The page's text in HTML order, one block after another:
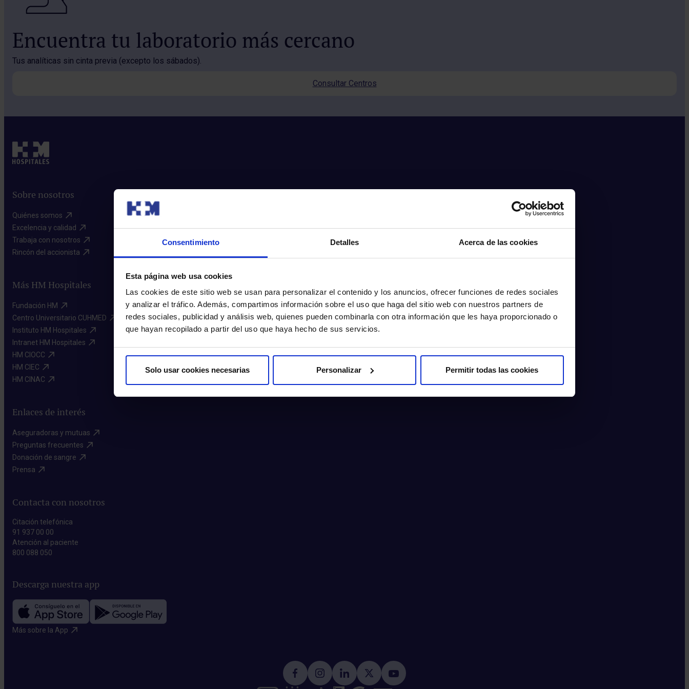
Consentimiento Detalles Acerca de las cookies
Esta página web usa cookies
Las cookies de este sitio web se usan para personalizar el contenido y los anuncios, ofrecer funciones de redes sociales
y analizar el tráfico. Además, compartimos información sobre el uso que haga del sitio web con nuestros partners de
redes sociales, publicidad y análisis web, quienes pueden combinarla con otra información que les haya proporcionado o
que hayan recopilado a partir del uso que haya hecho de sus servicios.
Solo usar cookies necesarias Personalizar Permitir todas las cookies
Encuentra tu laboratorio más cercano
Tus analíticas sin cinta previa (excepto los sábados).
Consultar Centros
Sobre nosotros
Quiénes somos​
Excelencia y calidad​
Trabaja con nosotros​
Rincón del accionista​
Más HM Hospitales
Fundación HM​
Centro Universitario CUHMED​
Instituto HM Hospitales​
Intranet HM Hospitales​
HM CIOCC​
HM CIEC​
HM CINAC​
Enlaces de interés
Aseguradoras y mutuas​
Preguntas frecuentes​
Donación de sangre​
Prensa​
Contacta con nosotros
Citación telefónica
91 937 00 00
Atención al paciente
800 088 050
Descarga nuestra app
Más sobre la App​